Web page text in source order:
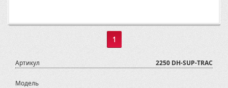
1
Артикул 2250 DH-SUP-TRAC
Модель